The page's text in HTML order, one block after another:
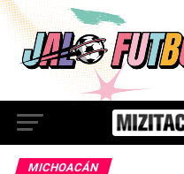
MICHOACÁN